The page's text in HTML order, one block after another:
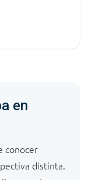
en
conocer
distinta.